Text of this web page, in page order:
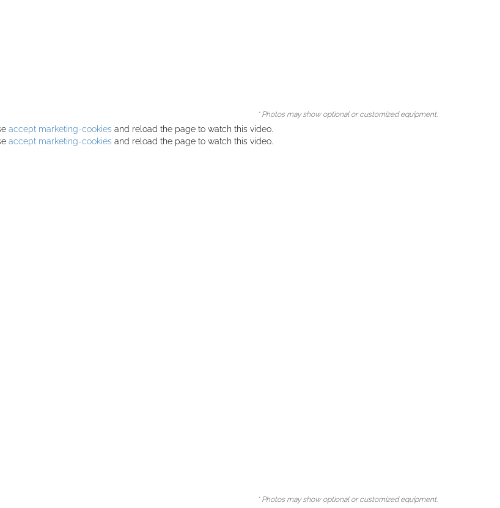
* Photos may show optional or customized equipment.
accept marketing-cookies and reload the page to watch this video.
accept marketing-cookies and reload the page to watch this video.
* Photos may show optional or customized equipment.